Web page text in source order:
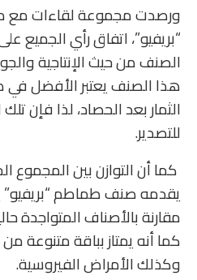
ورصدت مجموعة لقاءات
“بريفيو”، اتفاق رأي الجميع
الصنف من حيث الإنتاجية
هذا الصنف يعتبر الأفضل
الثمار بعد الحصاد، لذا فإن
للتصدير.
كما أن التوازن بين المجموع
يقدمه صنف طماطم “بريفيو”
مقارنة بالأصناف المتواجدة
كما أنه يمتاز بباقة متنوعة
وكذلك الأمراض الفيروسية.